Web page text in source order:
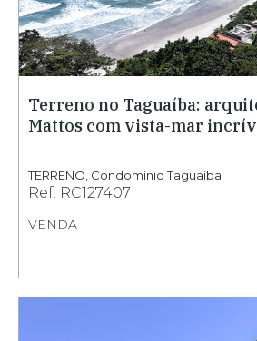
Terreno no Taguaíba:
Mattos com vista-mar
TERRENO Condomínio Taguaíba
Ref. RC127407
VENDA